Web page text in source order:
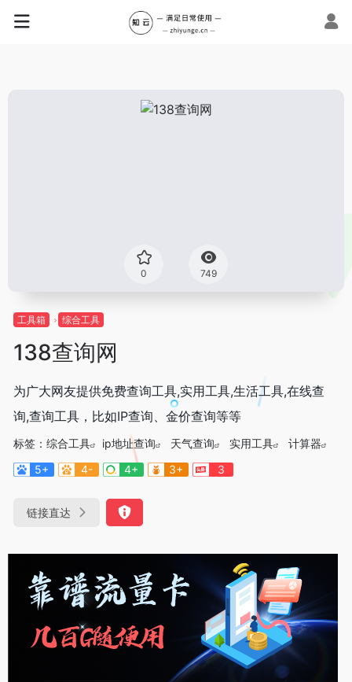
0 749
工具箱 综合工具
138查询网
为广大网友提供免费查询工具,实用工具,生活工具,在线查
询,查询工具，比如IP查询、金价查询等等
标签： 综合工具 ip地址查询 天气查询 实用工具
计算器
5+
4- 4+ 3+ 3
链接直达